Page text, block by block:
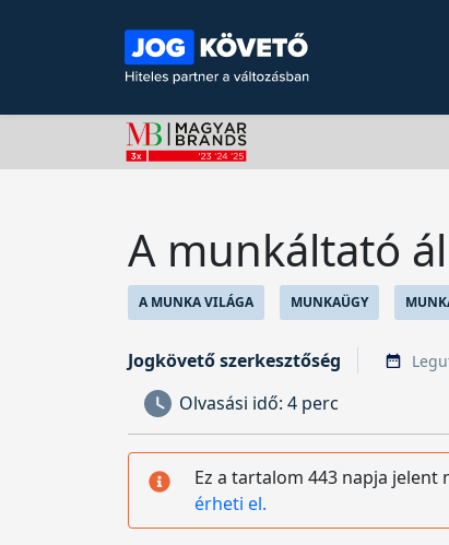
A munkáltató
A MUNKA VILÁGA MUNKAÜGY
Jogkövető szerkesztőség
Olvasási idő: 4 perc
Ez a tartalom 443 napja
érheti el.